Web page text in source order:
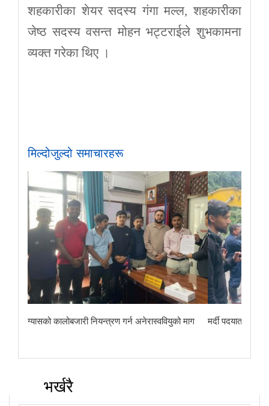
शहकारीका शेयर सदस्य गंगा मल्ल, शहकारीका
जेष्ठ सदस्य वसन्त मोहन भट्टराईले शुभकामना
व्यक्त गरेका थिए ।
मिल्दोजुल्दो समाचारहरू
ग्यासको कालोबजारी नियन्त्रण गर्न अनेरास्ववियुको माग मर्दी
भर्खरै